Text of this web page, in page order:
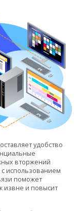
удобство
вторжений
использованием
поможет
извне и повысит